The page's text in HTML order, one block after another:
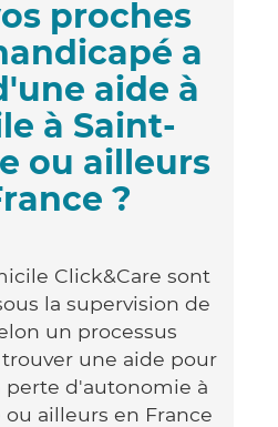
proches
a
aide à
à Saint-
ou ailleurs
?
Click&Care sont
la supervision de
un processus
une aide pour
perte d'autonomie à
ailleurs en France